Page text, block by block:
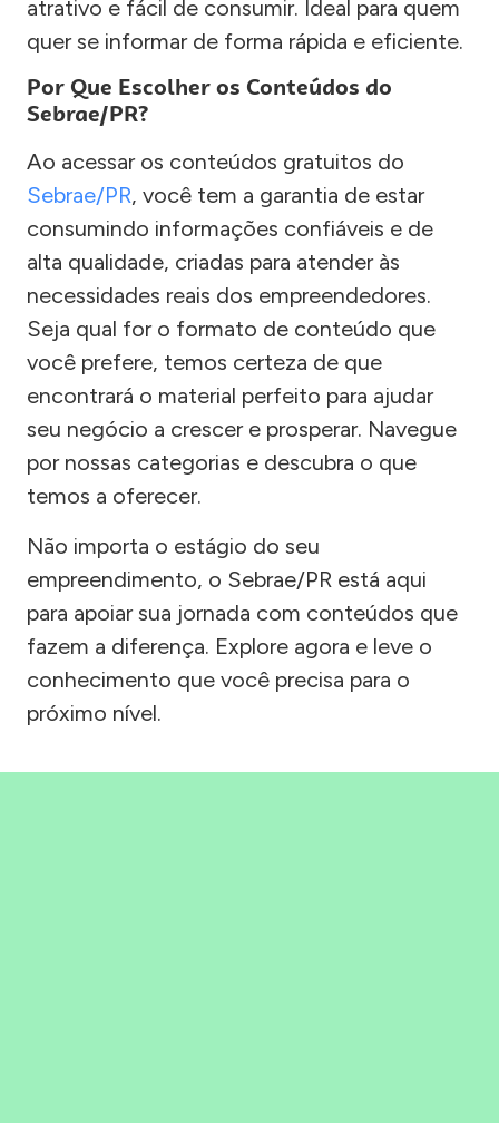
atrativo e fácil de consumir. Ideal para quem
quer se informar de forma rápida e eficiente.
Por Que Escolher os Conteúdos do
Sebrae/PR?
Ao acessar os conteúdos gratuitos do
Sebrae/PR, você tem a garantia de estar
consumindo informações confiáveis e de
alta qualidade, criadas para atender às
necessidades reais dos empreendedores.
Seja qual for o formato de conteúdo que
você prefere, temos certeza de que
encontrará o material perfeito para ajudar
seu negócio a crescer e prosperar. Navegue
por nossas categorias e descubra o que
temos a oferecer.
Não importa o estágio do seu
empreendimento, o Sebrae/PR está aqui
para apoiar sua jornada com conteúdos que
fazem a diferença. Explore agora e leve o
conhecimento que você precisa para o
próximo nível.